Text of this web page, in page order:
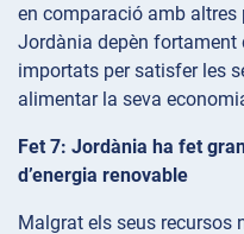
en comparació amb altres
Jordània depèn fortament
importats per satisfer les
alimentar la seva
Fet 7: Jordània ha fet
d’energia renovable
Malgrat els seus recursos